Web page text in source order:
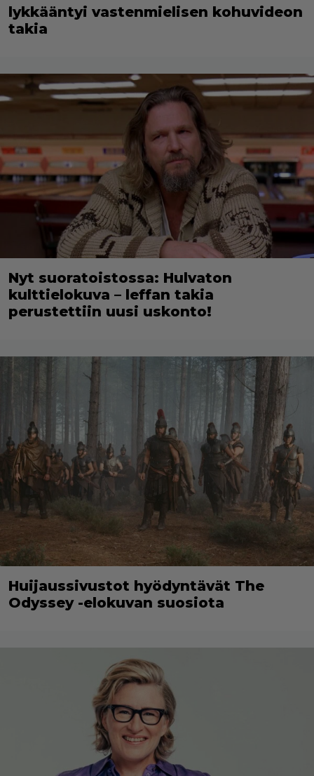
lykkääntyi vastenmielisen kohuvideon
takia
Nyt suoratoistossa: Hulvaton
kulttielokuva – leffan takia
perustettiin uusi uskonto!
Huijaussivustot hyödyntävät The
Odyssey -elokuvan suosiota